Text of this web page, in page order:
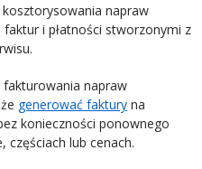
napraw
i płatności stworzonymi z
napraw
generować faktury na
konieczności ponownego
lub cenach.